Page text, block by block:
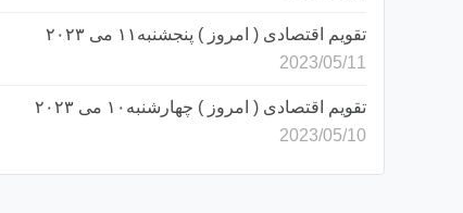
تقویم اقتصادی ( امروز ) پنجشنبه۱۱ می ۲۰۲۳
2023/05/11
تقویم اقتصادی ( امروز ) چهارشنبه۱۰ می ۲۰۲۳
2023/05/10